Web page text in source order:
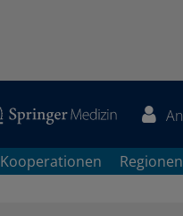
Kooperationen Regionen